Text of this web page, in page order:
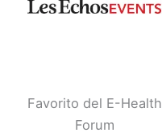
Favorito del E-Health
Forum